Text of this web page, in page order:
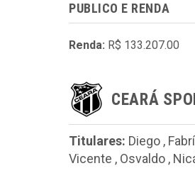
PUBLICO E RENDA
Renda: R$ 133.207.00
CEARÁ
Titulares: Diego ,
Vicente , Osvaldo ,